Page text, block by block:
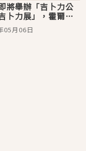
將舉辦「吉卜力公
卜力展」，霍爾的
型將於魔女之谷登
05月06日